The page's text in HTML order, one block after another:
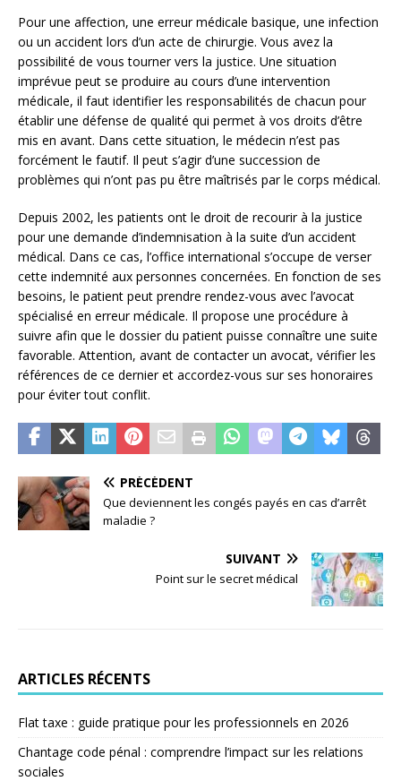
Pour une affection, une erreur médicale basique, une infection
ou un accident lors d’un acte de chirurgie. Vous avez la
possibilité de vous tourner vers la justice. Une situation
imprévue peut se produire au cours d’une intervention
médicale, il faut identifier les responsabilités de chacun pour
établir une défense de qualité qui permet à vos droits d’être
mis en avant. Dans cette situation, le médecin n’est pas
forcément le fautif. Il peut s’agir d’une succession de
problèmes qui n’ont pas pu être maîtrisés par le corps médical.
Depuis 2002, les patients ont le droit de recourir à la justice
pour une demande d’indemnisation à la suite d’un accident
médical. Dans ce cas, l’office international s’occupe de verser
cette indemnité aux personnes concernées. En fonction de ses
besoins, le patient peut prendre rendez-vous avec l’avocat
spécialisé en erreur médicale. Il propose une procédure à
suivre afin que le dossier du patient puisse connaître une suite
favorable. Attention, avant de contacter un avocat, vérifier les
références de ce dernier et accordez-vous sur ses honoraires
pour éviter tout conflit.
PRÉCÉDENT
Que deviennent les congés payés en cas d’arrêt
maladie ?
SUIVANT
Point sur le secret médical
ARTICLES RÉCENTS
Flat taxe : guide pratique pour les professionnels en 2026
Chantage code pénal : comprendre l’impact sur les relations
sociales